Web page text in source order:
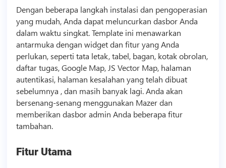
Dengan beberapa langkah instalasi dan pengoperasian
yang mudah, Anda dapat meluncurkan dasbor Anda
dalam waktu singkat.Templateini menawarkan
antarmuka dengan widget dan fitur yang Anda
perlukan, seperti tata letak, tabel, bagan, kotak obrolan,
daftar tugas, Google Map, JS Vector Map, halaman
autentikasi, halaman kesalahan yang telah dibuat
sebelumnya , dan masih banyak lagi. Anda akan
bersenang-senang menggunakan Mazer dan
memberikan dasbor admin Anda beberapa fitur
tambahan.
Fitur Utama